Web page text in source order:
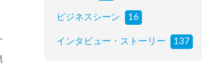
ビジネスシーン 16
インタビュー・ストーリー 137